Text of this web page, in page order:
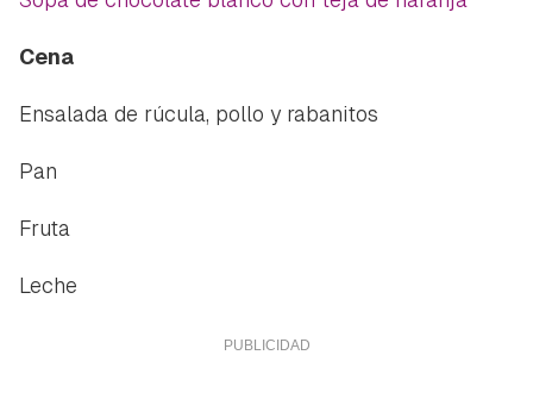
Cena
Ensalada de rúcula, pollo y rabanitos
Pan
Fruta
Leche